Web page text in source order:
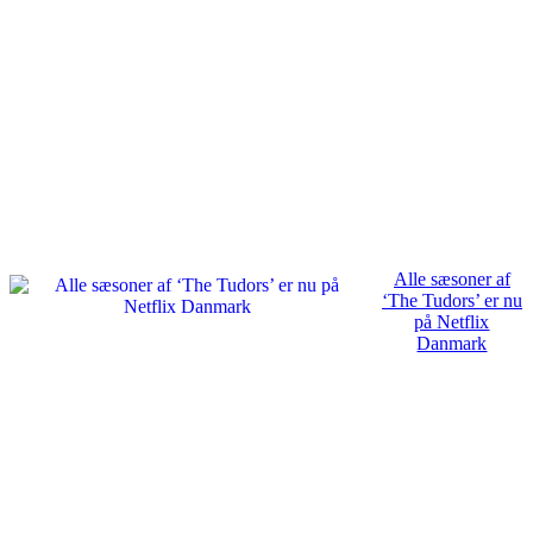
Alle sæsoner af
‘The Tudors’ er nu
på Netflix
Danmark